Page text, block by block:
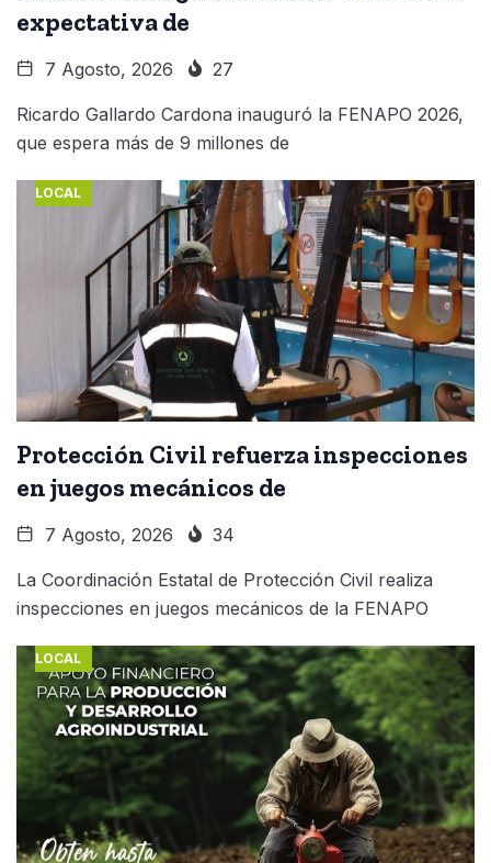
expectativa de
7 Agosto, 2026 27
Ricardo Gallardo Cardona inauguró la FENAPO 2026,
que espera más de 9 millones de
LOCAL
Protección Civil refuerza inspecciones
en juegos mecánicos de
7 Agosto, 2026 34
La Coordinación Estatal de Protección Civil realiza
inspecciones en juegos mecánicos de la FENAPO
LOCAL